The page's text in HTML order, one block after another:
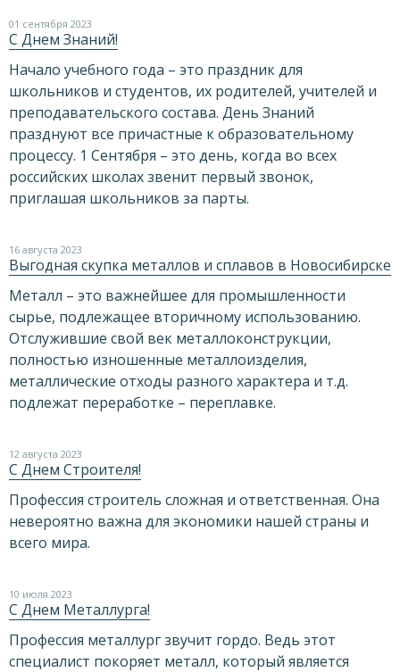
01 сентября 2023
С Днем Знаний!
Начало учебного года – это праздник для
школьников и студентов, их родителей, учителей и
преподавательского состава. День Знаний
празднуют все причастные к образовательному
процессу. 1 Сентября – это день, когда во всех
российских школах звенит первый звонок,
приглашая школьников за парты.
16 августа 2023
Выгодная скупка металлов и сплавов в Новосибирске
Металл – это важнейшее для промышленности
сырье, подлежащее вторичному использованию.
Отслужившие свой век металлоконструкции,
полностью изношенные металлоизделия,
металлические отходы разного характера и т.д.
подлежат переработке – переплавке.
12 августа 2023
С Днем Строителя!
Профессия строитель сложная и ответственная. Она
невероятно важна для экономики нашей страны и
всего мира.
10 июля 2023
С Днем Металлурга!
Профессия металлург звучит гордо. Ведь этот
специалист покоряет металл, который является